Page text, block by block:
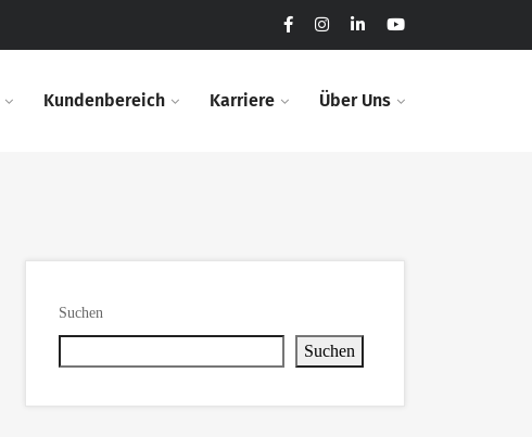
Kundenbereich​ Karriere​ Über Uns
Suchen
Suchen